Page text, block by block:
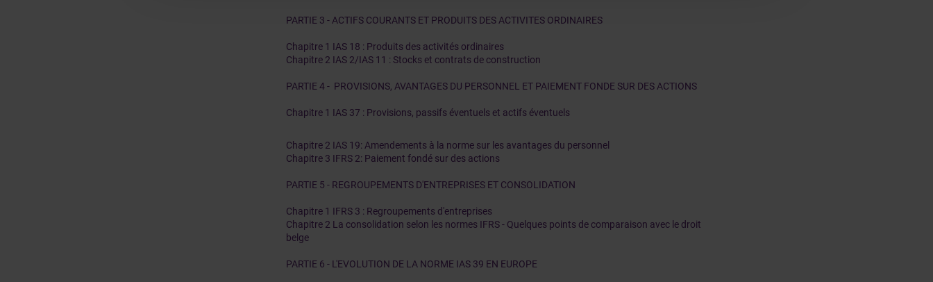
PARTIE 3 - ACTIFS COURANTS ET PRODUITS DES ACTIVITES ORDINAIRES
Chapitre 1 IAS 18 : Produits des activités ordinaires
Chapitre 2 IAS 2/IAS 11 : Stocks et contrats de construction
PARTIE 4 - PROVISIONS, AVANTAGES DU PERSONNEL ET PAIEMENT FONDE SUR DES ACTIONS
Chapitre 1 IAS 37 : Provisions, passifs éventuels et actifs éventuels
Chapitre 2 IAS 19: Amendements à la norme sur les avantages du personnel
Chapitre 3 IFRS 2: Paiement fondé sur des actions
PARTIE 5 - REGROUPEMENTS D'ENTREPRISES ET CONSOLIDATION
Chapitre 1 IFRS 3 : Regroupements d'entreprises
Chapitre 2 La consolidation selon les normes IFRS - Quelques points de comparaison avec le droit
belge
PARTIE 6 - L'EVOLUTION DE LA NORME IAS 39 EN EUROPE